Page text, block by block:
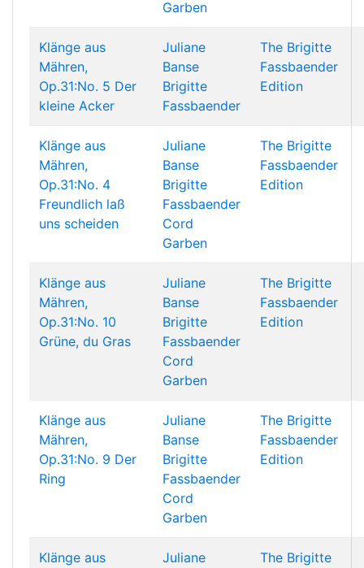
Garben
Klänge aus
Mähren,
Op.31:No. 5 Der
kleine Acker
Juliane
Banse
Brigitte
Fassbaender
The Brigitte
Fassbaender
Edition
Klänge aus
Mähren,
Op.31:No. 4
Freundlich laß
uns scheiden
Juliane
Banse
Brigitte
Fassbaender
Cord
Garben
The Brigitte
Fassbaender
Edition
Klänge aus
Mähren,
Op.31:No. 10
Grüne, du Gras
Juliane
Banse
Brigitte
Fassbaender
Cord
Garben
The Brigitte
Fassbaender
Edition
Klänge aus
Mähren,
Op.31:No. 9 Der
Ring
Juliane
Banse
Brigitte
Fassbaender
Cord
Garben
The Brigitte
Fassbaender
Edition
Klänge aus
Juliane
The Brigitte